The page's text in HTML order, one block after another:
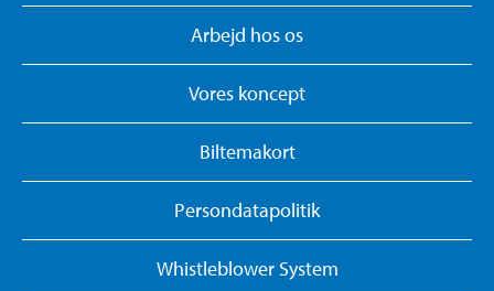
Arbejd hos os
Vores koncept
Biltemakort
Persondatapolitik
Whistleblower System